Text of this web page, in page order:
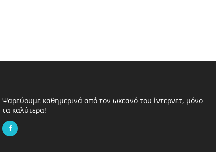
Ψαρεύουμε καθημερινά από τον ωκεανό του ίντερνετ, μόνο
τα καλύτερα!